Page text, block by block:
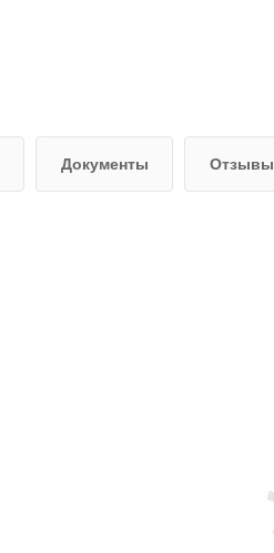
Документы Отзывы